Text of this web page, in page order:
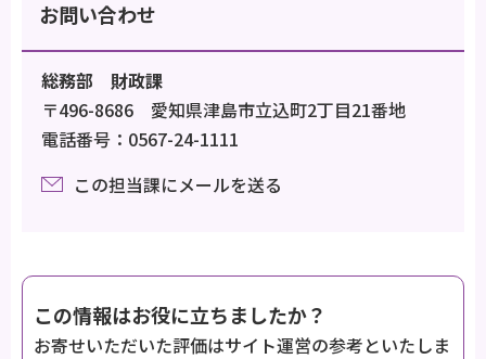
お問い合わせ
総務部 財政課
〒496-8686 愛知県津島市立込町2丁目21番地
電話番号：0567-24-1111
この担当課にメールを送る
この情報はお役に立ちましたか？
お寄せいただいた評価はサイト運営の参考といたしま